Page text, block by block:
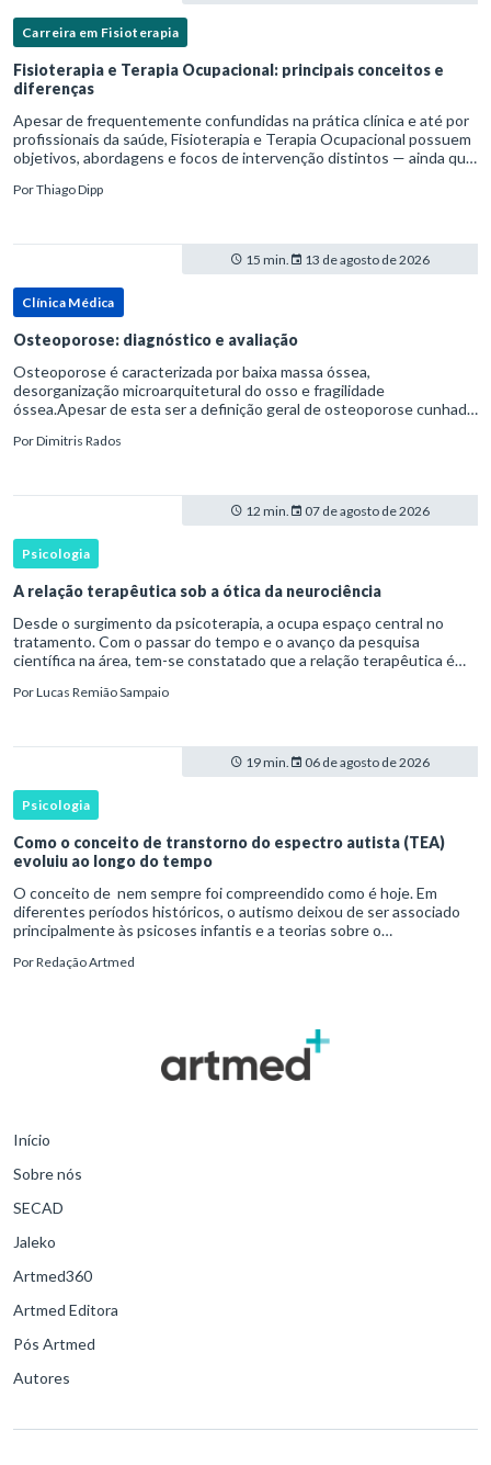
Carreira em Fisioterapia
Fisioterapia e Terapia Ocupacional: principais conceitos e
diferenças
Apesar de frequentemente confundidas na prática clínica e até por
profissionais da saúde, Fisioterapia e Terapia Ocupacional possuem
objetivos, abordagens e focos de intervenção distintos — ainda que
PorThiago Dipp
15 min. 13 de agosto de 2026
Clínica Médica
Osteoporose: diagnóstico e avaliação
Osteoporose é caracterizada por baixa massa óssea,
desorganização microarquitetural do osso e fragilidade
óssea.Apesar de esta ser a definição geral de osteoporose cunhada
patofisiológico, e não c
PorDimitris Rados
12 min. 07 de agosto de 2026
Psicologia
A relação terapêutica sob a ótica da neurociência
Desde o surgimento da psicoterapia, a ocupa espaço central no
tratamento. Com o passar do tempo e o avanço da pesquisa
científica na área, tem-se constatado que a relação terapêutica é
PorLucas Remião Sampaio
19 min. 06 de agosto de 2026
Psicologia
Como o conceito de transtorno do espectro autista (TEA)
evoluiu ao longo do tempo
O conceito de nem sempre foi compreendido como é hoje. Em
diferentes períodos históricos, o autismo deixou de ser associado
principalmente às psicoses infantis e a teorias sobre o
transtorno do des
PorRedação Artmed
Início
Sobre nós
SECAD
Jaleko
Artmed360
Artmed Editora
Pós Artmed
Autores